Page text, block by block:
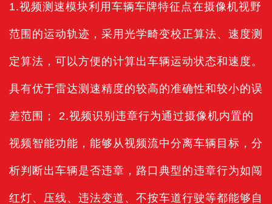
1.视频测速模块利用车辆车牌特征点在摄像机视野
范围的运动轨迹，采用光学畸变校正算法、速度测
定算法，可以方便的计算出车辆运动状态和速度。
具有优于雷达测速精度的较高的准确性和较小的误
差范围； 2.视频识别违章行为通过摄像机内置的
视频智能功能，能够从视频流中分离车辆目标，分
析判断出车辆是否违章，路口典型的违章行为如闯
红灯、压线、违法变道、不按车道行驶等都能够自